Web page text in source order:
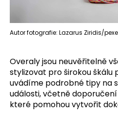
Autor fotografie: Lazarus Ziridis/
Overaly jsou neuvěřitelně
stylizovat pro širokou škálu
uvádíme podrobné tipy na
události, včetně
které pomohou vytvořit